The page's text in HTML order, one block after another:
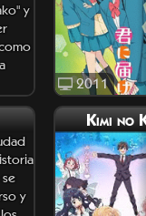
y
2011
y
Kimi no